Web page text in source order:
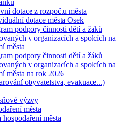
dotace z rozpočtu města
dotace města Osek
podpory činnosti dětí a žáků
v organizacích a spolcích na
města
podpory činnosti dětí a žáků
v organizacích a spolcích na
města na rok 2026
obyvatelstva, evakuace...)
výzvy
města
hospodaření města